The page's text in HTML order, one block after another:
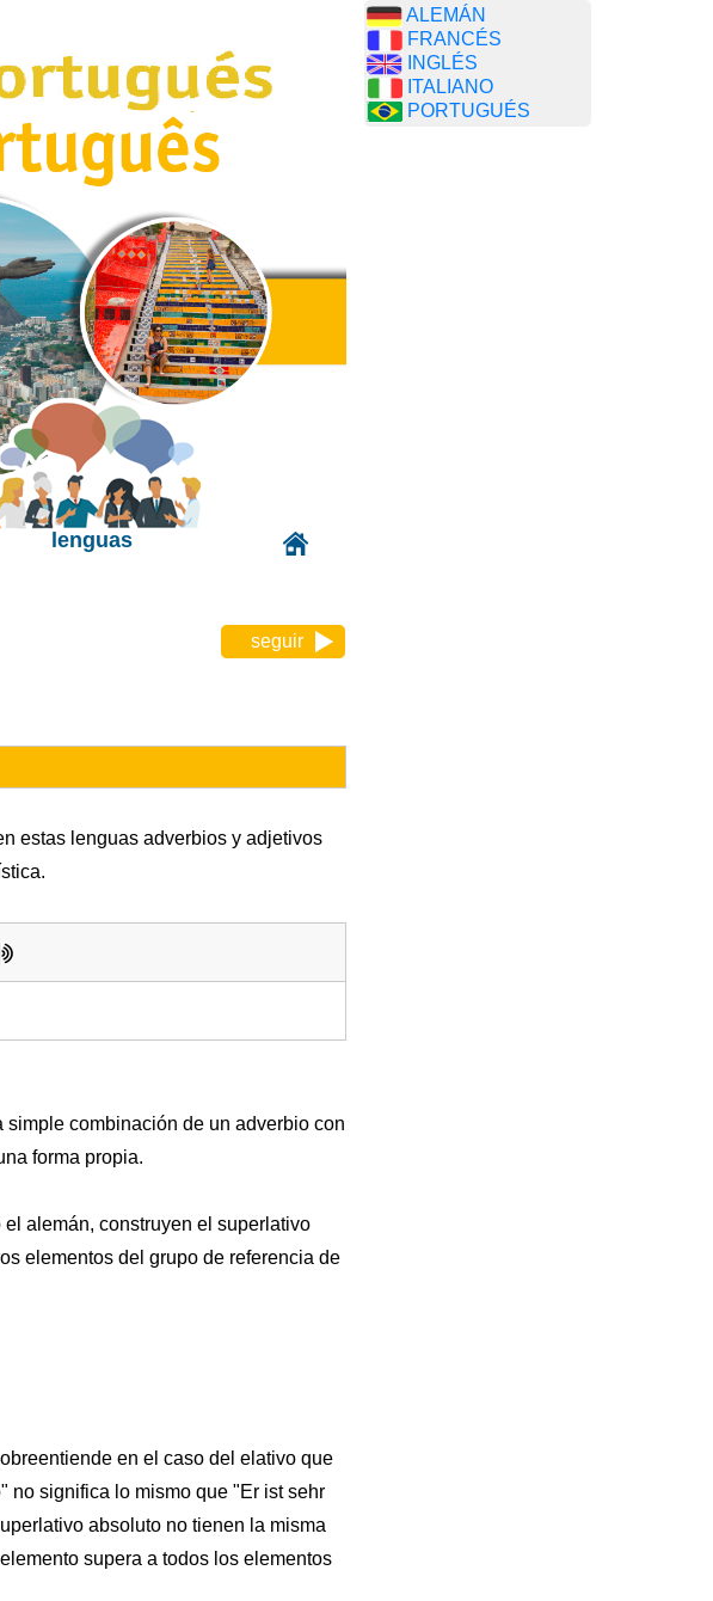
lenguas
seguir
estas lenguas adverbios y adjetivos
combinación de un adverbio con
forma propia.
alemán, construyen el superlativo
elementos del grupo de referencia de
en el caso del elativo que
no significa lo mismo que "Er ist sehr
absoluto no tienen la misma
supera a todos los elementos
ALEMÁN
FRANCÉS
INGLÉS
ITALIANO
PORTUGUÉS